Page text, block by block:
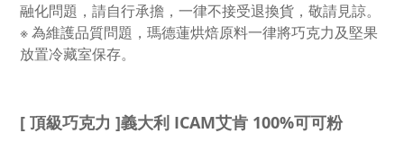
融化問題，請自行承擔，一律不接受退換貨，敬請見諒。
※ 為維護品質問題，瑪德蓮烘焙原料一律將巧克力及堅果
放置冷藏室保存。
[ 頂級巧克力 ]義大利 ICAM艾肯 100%可可粉